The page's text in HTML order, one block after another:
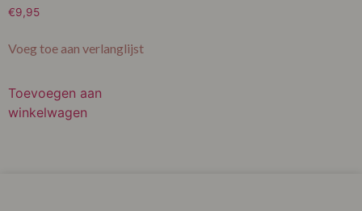
€9,95
Voeg toe aan verlanglijst
Toevoegen aan
winkelwagen